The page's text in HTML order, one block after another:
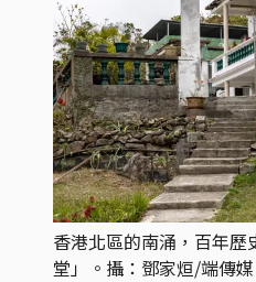
香港北區的南涌，百年歷
堂」。攝：鄧家烜/端傳媒